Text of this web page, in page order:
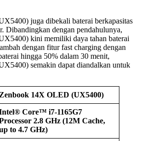
juga dibekali baterai berkapasitas
Dibandingkan dengan pendahulunya,
kini memiliki daya tahan baterai
dengan fitur fast charging dengan
hingga 50% dalam 30 menit,
semakin dapat diandalkan untuk
Zenbook 14X OLED (UX5400)
Core™ i7-1165G7
2.8 GHz (12M Cache,
to 4.7 GHz)